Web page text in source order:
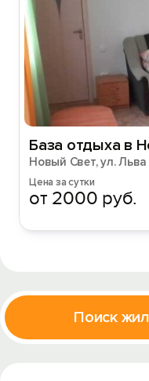
База отдыха в
Новый Свет, ул.
Цена за сутки
от 2000 руб.
Поиск